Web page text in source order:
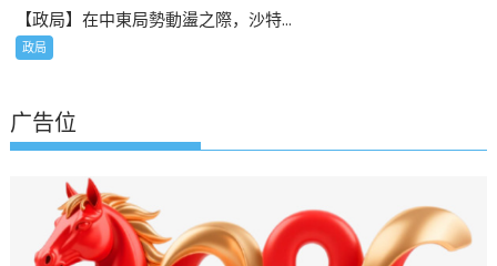
【政局】在中東局勢動盪之際，沙特...
政局
广告位